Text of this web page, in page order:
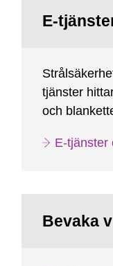
E-
tjänster
och
E-tjänster
Bevaka